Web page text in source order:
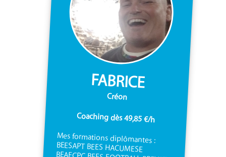
FABRICE
Créon
Coaching dès 49,85 €/h
Mes formations diplômantes :
BEESAPT BEES HACUMESE
BEAECPC BEES FOOTBALL BREVET
PROFESIONNEL SUPERIEUR EN
DIETETIQUE ET NUTRITION
SPORTIVE COACH EN
DEVELOPPEMENT PERSONNEL SUR
BORDEAUX ET COACH DE VIE
J'encadre tous publics et tous
niveaux homme/femme,
jeune/moins jeune de 15 ans à 80
ans, mais aussi avec/sans
pathologies avec/sans